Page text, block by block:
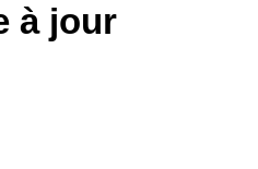
à jour